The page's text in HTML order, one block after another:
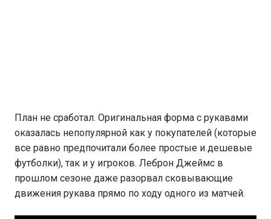
План не сработал. Оригинальная форма с рукавами
оказалась непопулярной как у покупателей (которые
все равно предпочитали более простые и дешевые
футболки), так и у игроков. Леброн Джеймс в
прошлом сезоне даже разорвал сковывающие
движения рукава прямо по ходу одного из матчей.